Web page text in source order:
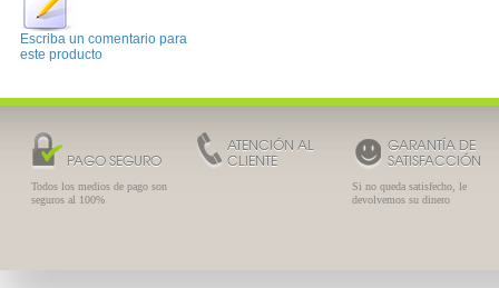
Escriba un comentario para
este producto
PAGO SEGURO
Todos los medios de pago son
seguros al 100%
ATENCIÓN AL
CLIENTE
GARANTÍA DE
SATISFACCIÓN
Si no queda satisfecho, le
devolvemos su dinero